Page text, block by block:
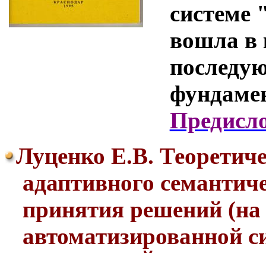
системе
вошла в
Луценко Е.В.
адаптивного
принятия решений
автоматизированной